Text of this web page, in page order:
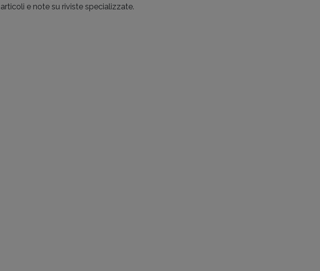
e note su riviste specializzate.